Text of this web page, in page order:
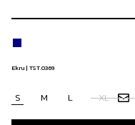
Ekru | TST.0369
S M L XL